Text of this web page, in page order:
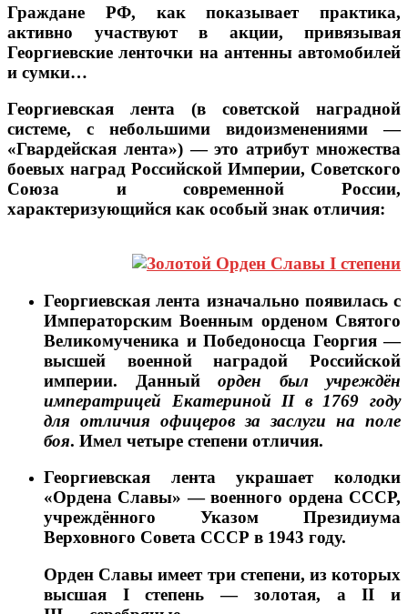
Граждане РФ, как показывает практика,
активно участвуют в акции, привязывая
Георгиевские ленточки на антенны автомобилей
и сумки…
Георгиевская лента (в советской наградной
системе, с небольшими видоизменениями —
«Гвардейская лента») — это атрибут множества
боевых наград Российской Империи, Советского
Союза и современной России,
характеризующийся как особый знак отличия:
Георгиевская лента изначально появилась с
Императорским Военным орденом Святого
Великомученика и Победоносца Георгия —
высшей военной наградой Российской
империи. Данный орден был учреждён
императрицей Екатериной II в 1769 году
для отличия офицеров за заслуги на поле
боя. Имел четыре степени отличия.
Георгиевская лента украшает колодки
«Ордена Славы» — военного ордена СССР,
учреждённого Указом Президиума
Верховного Совета СССР в 1943 году.
Орден Славы имеет три степени, из которых
высшая I степень — золотая, а II и